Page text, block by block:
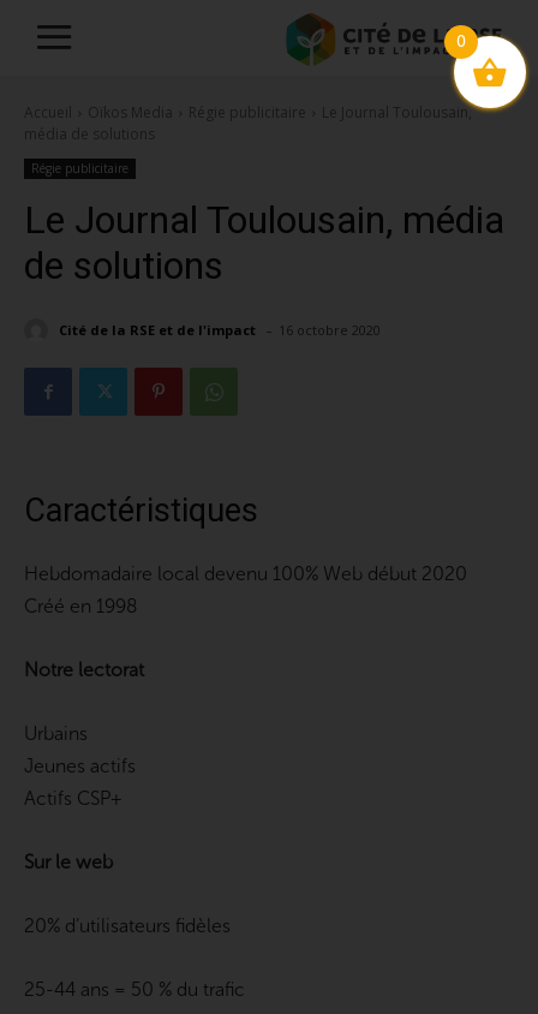
Accueil Oïkos Media Régie publicitaire
Le Journal Toulousain,
média de solutions
Régie publicitaire
Le Journal Toulousain, média
de solutions
Cité de la RSE et de l'impact - 16 octobre 2020
Caractéristiques
Hebdomadaire local devenu 100% Web début 2020
Créé en 1998
Notre lectorat
Urbains
Jeunes actifs
Actifs CSP+
Sur le web
20% d’utilisateurs fidèles
25-44 ans = 50 % du trafic
0